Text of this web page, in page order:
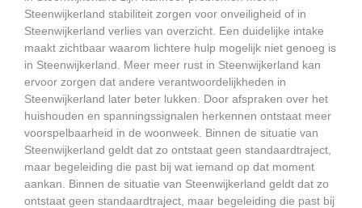
Steenwijkerland stabiliteit zorgen voor onveiligheid of in
Steenwijkerland verlies van overzicht. Een duidelijke intake
maakt zichtbaar waarom lichtere hulp mogelijk niet genoeg is
in Steenwijkerland. Meer meer rust in Steenwijkerland kan
ervoor zorgen dat andere verantwoordelijkheden in
Steenwijkerland later beter lukken. Door afspraken over het
huishouden en spanningssignalen herkennen ontstaat meer
voorspelbaarheid in de woonweek. Binnen de situatie van
Steenwijkerland geldt dat zo ontstaat geen standaardtraject,
maar begeleiding die past bij wat iemand op dat moment
aankan. Binnen de situatie van Steenwijkerland geldt dat zo
ontstaat geen standaardtraject, maar begeleiding die past bij